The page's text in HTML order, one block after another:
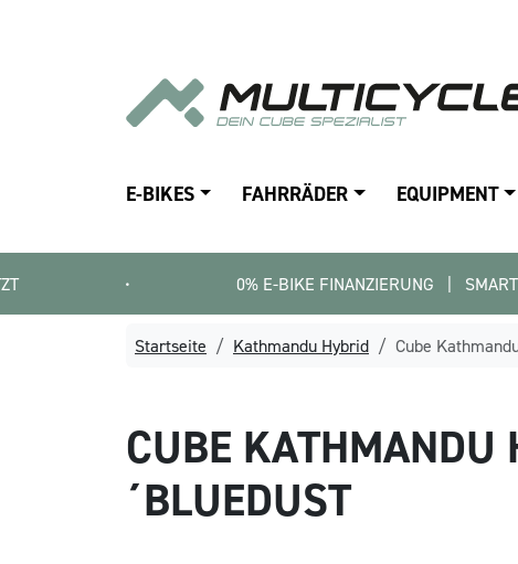
E-BIKES FAHRRÄDER EQUIPMENT
• 0% E-BIKE FINANZIERUNG   |   SMARTFIT FINDE
Startseite Kathmandu Hybrid Cube
CUBE KATHMANDU
´BLUEDUST